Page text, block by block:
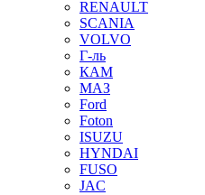
RENAULT
SCANIA
VOLVO
Г-ль
КАМ
МАЗ
Ford
Foton
ISUZU
HYNDAI
FUSO
JAC